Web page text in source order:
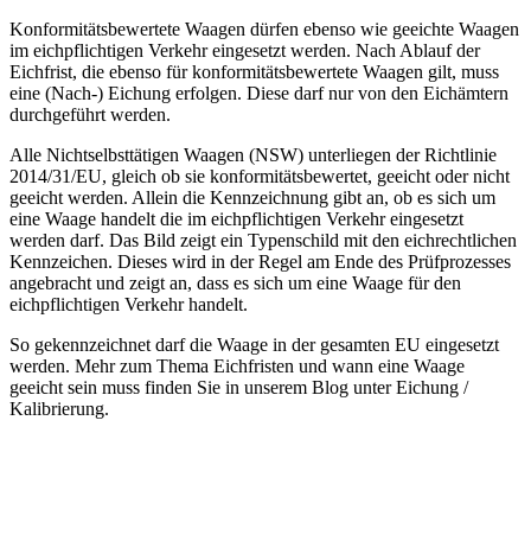
Konformitätsbewertete Waagen dürfen ebenso wie geeichte Waagen
im eichpflichtigen Verkehr eingesetzt werden. Nach Ablauf der
Eichfrist, die ebenso für konformitätsbewertete Waagen gilt, muss
eine (Nach-) Eichung erfolgen. Diese darf nur von den Eichämtern
durchgeführt werden.
Alle Nichtselbsttätigen Waagen (NSW) unterliegen der Richtlinie
2014/31/EU, gleich ob sie konformitätsbewertet, geeicht oder nicht
geeicht werden. Allein die Kennzeichnung gibt an, ob es sich um
eine Waage handelt die im eichpflichtigen Verkehr eingesetzt
werden darf. Das Bild zeigt ein Typenschild mit den eichrechtlichen
Kennzeichen. Dieses wird in der Regel am Ende des Prüfprozesses
angebracht und zeigt an, dass es sich um eine Waage für den
eichpflichtigen Verkehr handelt.
So gekennzeichnet darf die Waage in der gesamten EU eingesetzt
werden. Mehr zum Thema Eichfristen und wann eine Waage
geeicht sein muss finden Sie in unserem Blog unter Eichung /
Kalibrierung.